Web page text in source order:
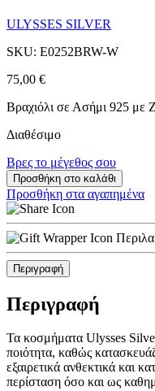
ULYSSES SILVER
SKU: E0252BRW-W
75,00 €
Βραχιόλι σε Ασήμι 925 με
Διαθέσιμο
Βρες το μέγεθος σου
Προσθήκη στο καλάθι
Προσθήκη στα αγαπημένα
Περιγραφή
Περιγραφή
Τα κοσμήματα Ulysses
ποιότητα, καθώς
εξαιρετικά ανθεκτικά και
περίσταση όσο και ως